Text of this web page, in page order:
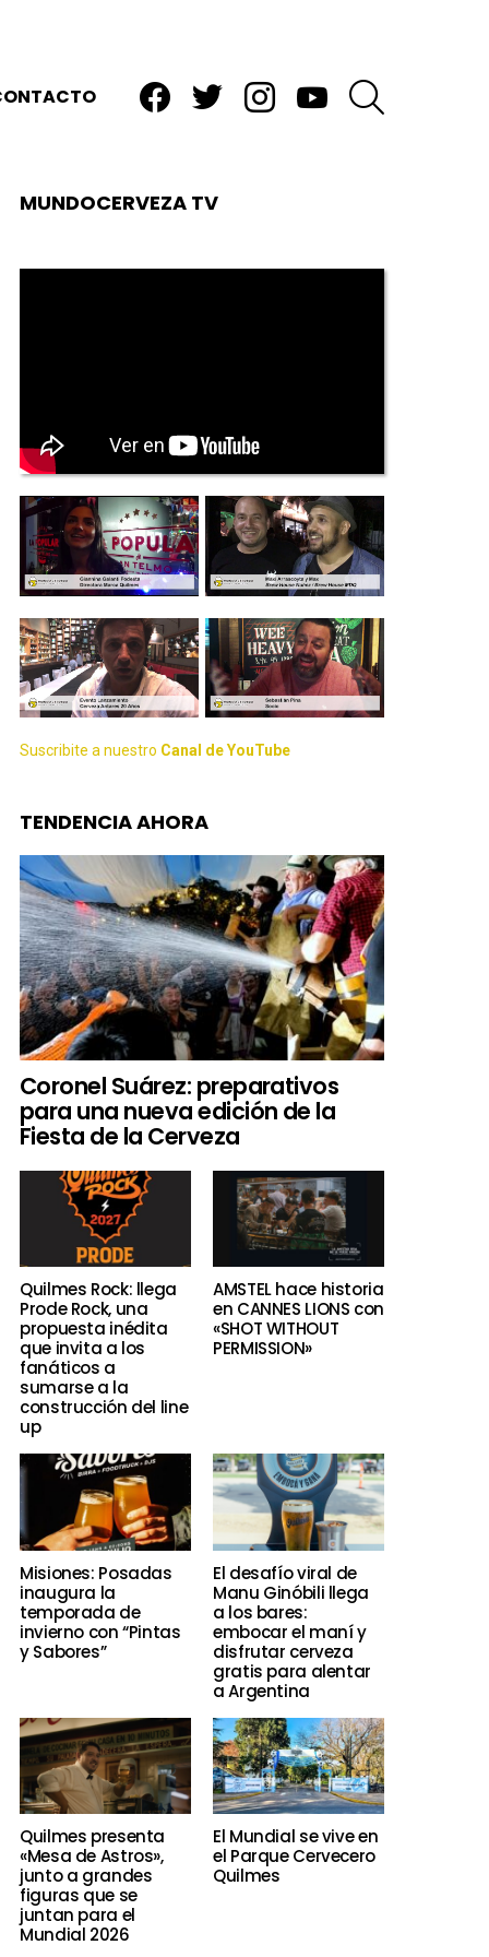
MUNDOCERVEZA TV
Suscribite a nuestro Canal de YouTube
TENDENCIA AHORA
Coronel Suárez: preparativos
para una nueva edición de la
Fiesta de la Cerveza
Quilmes Rock: llega
Prode Rock, una
propuesta inédita
que invita a los
fanáticos a
sumarse a la
construcción del line
up
AMSTEL hace historia
en CANNES LIONS con
«SHOT WITHOUT
PERMISSION»
Misiones: Posadas
inaugura la
temporada de
invierno con “Pintas
y Sabores”
El desafío viral de
Manu Ginóbili llega
a los bares:
embocar el maní y
disfrutar cerveza
gratis para alentar
a Argentina
Quilmes presenta
«Mesa de Astros»,
junto a grandes
figuras que se
juntan para el
Mundial 2026
El Mundial se vive en
el Parque Cervecero
Quilmes